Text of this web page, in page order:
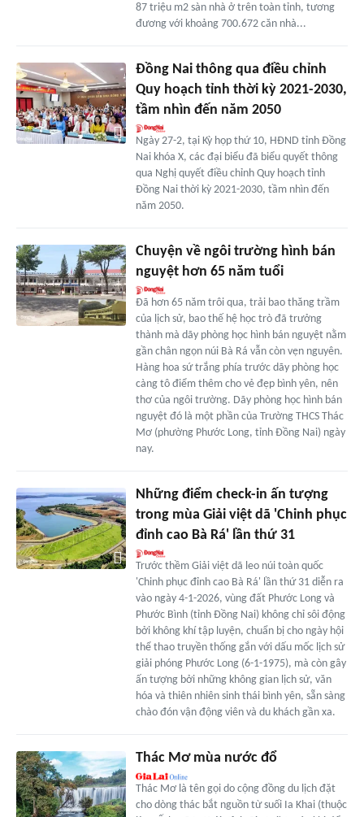
87 triệu m2 sàn nhà ở trên toàn tỉnh, tương
đương với khoảng 700.672 căn nhà...
Đồng Nai thông qua điều chỉnh
Quy hoạch tỉnh thời kỳ 2021-2030,
tầm nhìn đến năm 2050
Ngày 27-2, tại Kỳ họp thứ 10, HĐND tỉnh Đồng
Nai khóa X, các đại biểu đã biểu quyết thông
qua Nghị quyết điều chỉnh Quy hoạch tỉnh
Đồng Nai thời kỳ 2021-2030, tầm nhìn đến
năm 2050.
Chuyện về ngôi trường hình bán
nguyệt hơn 65 năm tuổi
Ðã hơn 65 năm trôi qua, trải bao thăng trầm
của lịch sử, bao thế hệ học trò đã trưởng
thành mà dãy phòng học hình bán nguyệt nằm
gần chân ngọn núi Bà Rá vẫn còn vẹn nguyên.
Hàng hoa sứ trắng phía trước dãy phòng học
càng tô điểm thêm cho vẻ đẹp bình yên, nên
thơ của ngôi trường. Dãy phòng học hình bán
nguyệt đó là một phần của Trường THCS Thác
Mơ (phường Phước Long, tỉnh Ðồng Nai) ngày
nay.
Những điểm check-in ấn tượng
trong mùa Giải việt dã 'Chinh phục
đỉnh cao Bà Rá' lần thứ 31
Trước thềm Giải việt dã leo núi toàn quốc
'Chinh phục đỉnh cao Bà Rá' lần thứ 31 diễn ra
vào ngày 4-1-2026, vùng đất Phước Long và
Phước Bình (tỉnh Đồng Nai) không chỉ sôi động
bởi không khí tập luyện, chuẩn bị cho ngày hội
thể thao truyền thống gắn với dấu mốc lịch sử
giải phóng Phước Long (6-1-1975), mà còn gây
ấn tượng bởi những không gian lịch sử, văn
hóa và thiên nhiên sinh thái bình yên, sẵn sàng
chào đón vận động viên và du khách gần xa.
Thác Mơ mùa nước đổ
Thác Mơ là tên gọi do cộng đồng du lịch đặt
cho dòng thác bắt nguồn từ suối Ia Khai (thuộc